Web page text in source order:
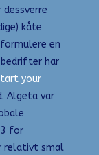
kåte
en
har
your
Algeta var
for
relativt smal